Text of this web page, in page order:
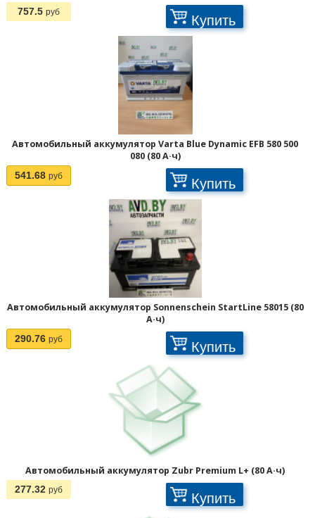
757.5 руб Купить
Автомобильный аккумулятор Varta Blue Dynamic EFB 580 500
080 (80 А·ч)
541.68 руб Купить
Автомобильный аккумулятор Sonnenschein StartLine 58015 (80
А·ч)
290.76 руб Купить
Автомобильный аккумулятор Zubr Premium L+ (80 А·ч)
277.32 руб Купить
1 2 3 >